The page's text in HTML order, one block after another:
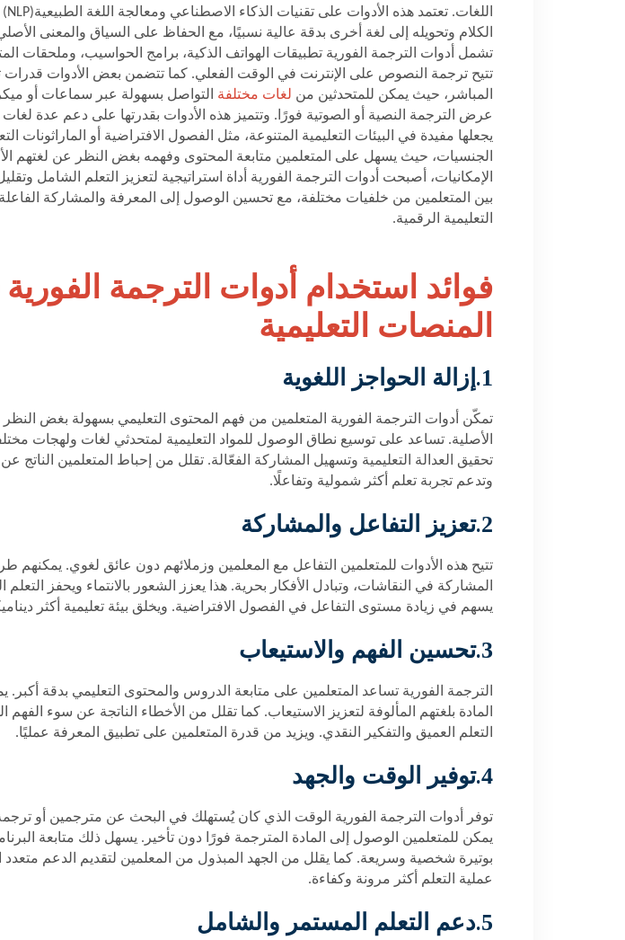
اللغات. تعتمد هذه الأدوات على تقنيات الذكاء الاصطناعي ومعالجة اللغة الطبيعية(NLP)
الكلام وتحويله إلى لغة أخرى بدقة عالية نسبيًا، مع الحفاظ على السياق والمعنى
تشمل أدوات الترجمة الفورية تطبيقات الهواتف الذكية، برامج الحواسيب، وملحقات
تتيح ترجمة النصوص على الإنترنت في الوقت الفعلي. كما تتضمن بعض الأدوات
المباشر، حيث يمكن للمتحدثين من لغات مختلفة التواصل بسهولة عبر سماعات أو
عرض الترجمة النصية أو الصوتية فورًا. وتتميز هذه الأدوات بقدرتها على دعم عدة
يجعلها مفيدة في البيئات التعليمية المتنوعة، مثل الفصول الافتراضية أو الماراثونات
الجنسيات، حيث يسهل على المتعلمين متابعة المحتوى وفهمه بغض النظر عن لغتهم
الإمكانيات، أصبحت أدوات الترجمة الفورية أداة استراتيجية لتعزيز التعلم الشامل
بين المتعلمين من خلفيات مختلفة، مع تحسين الوصول إلى المعرفة والمشاركة
التعليمية الرقمية.
فوائد استخدام أدوات الترجمة
المنصات التعليمية
1
.إزالة الحواجز اللغوية
تمكّن أدوات الترجمة الفورية المتعلمين من فهم المحتوى التعليمي بسهولة بغض
الأصلية. تساعد على توسيع نطاق الوصول للمواد التعليمية لمتحدثي لغات ولهجات
تحقيق العدالة التعليمية وتسهيل المشاركة الفعّالة. تقلل من إحباط المتعلمين الناتج
وتدعم تجربة تعلم أكثر شمولية وتفاعلًا.
2
.تعزيز التفاعل والمشاركة
تتيح هذه الأدوات للمتعلمين التفاعل مع المعلمين وزملائهم دون عائق لغوي. يمكنهم
المشاركة في النقاشات، وتبادل الأفكار بحرية. هذا يعزز الشعور بالانتماء ويحفز التعلم
يسهم في زيادة مستوى التفاعل في الفصول الافتراضية. ويخلق بيئة تعليمية أكثر
3
.تحسين الفهم والاستيعاب
الترجمة الفورية تساعد المتعلمين على متابعة الدروس والمحتوى التعليمي بدقة أكبر.
المادة بلغتهم المألوفة لتعزيز الاستيعاب. كما تقلل من الأخطاء الناتجة عن سوء الفهم
التعلم العميق والتفكير النقدي. ويزيد من قدرة المتعلمين على تطبيق المعرفة عمليًا.
4
.توفير الوقت والجهد
توفر أدوات الترجمة الفورية الوقت الذي كان يُستهلك في البحث عن مترجمين أو
يمكن للمتعلمين الوصول إلى المادة المترجمة فورًا دون تأخير. يسهل ذلك متابعة
بوتيرة شخصية وسريعة. كما يقلل من الجهد المبذول من المعلمين لتقديم الدعم متعدد
عملية التعلم أكثر مرونة وكفاءة.
5
.دعم التعلم المستمر والشامل